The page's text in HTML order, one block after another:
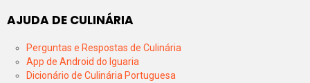
AJUDA DE CULINÁRIA
Perguntas e Respostas de Culinária
App de Android do Iguaria
Dicionário de Culinária Portuguesa